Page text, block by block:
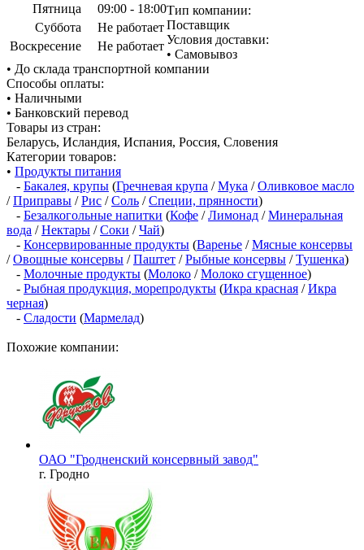
Пятница
09:00 - 18:00
Суббота
Не работает
Воскресение
Не работает
Тип компании:
Поставщик
Условия доставки:
• Самовывоз
• До склада транспортной компании
Способы оплаты:
• Наличными
• Банковский перевод
Товары из стран:
Беларусь, Исландия, Испания, Россия, Словения
Категории товаров:
• Продукты питания
- Бакалея, крупы (Гречневая крупа /Мука /Оливковое масло
/Приправы /Рис /Соль /Специи, прянности)
- Безалкогольные напитки (Кофе /Лимонад /Минеральная
вода /Нектары /Соки /Чай)
- Консервированные продукты (Варенье /Мясные консервы
/Овощные консервы /Паштет /Рыбные консервы /Тушенка)
- Молочные продукты (Молоко /Молоко сгущенное)
- Рыбная продукция, морепродукты (Икра красная /Икра
черная)
- Сладости (Мармелад)
Похожие компании:
ОАО "Гродненский консервный завод"
г. Гродно